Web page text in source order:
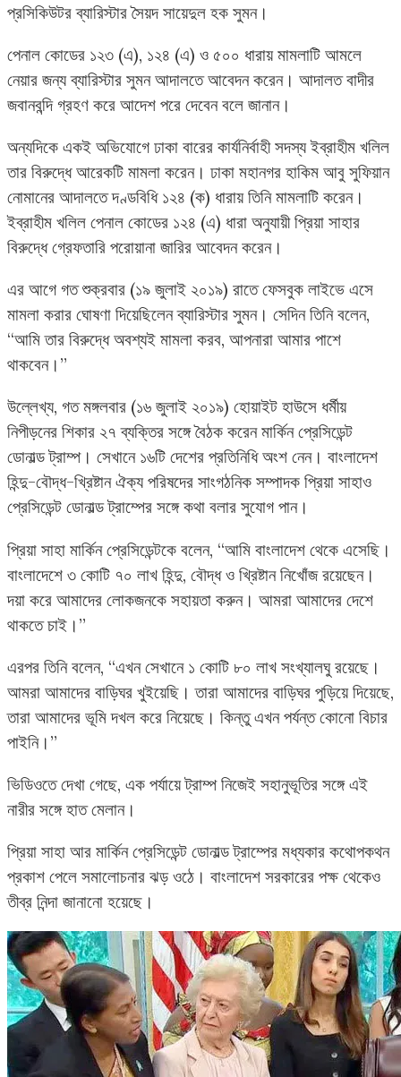
প্রসিকিউটর ব্যারিস্টার সৈয়দ সায়েদুল হক সুমন।
পেনাল কোডের ১২৩ (এ), ১২৪ (এ) ও ৫০০ ধারায় মামলাটি আমলে
নেয়ার জন্য ব্যারিস্টার সুমন আদালতে আবেদন করেন। আদালত বাদীর
জবানবন্দি গ্রহণ করে আদেশ পরে দেবেন বলে জানান।
অন্যদিকে একই অভিযোগে ঢাকা বারের কার্যনির্বাহী সদস্য ইব্রাহীম খলিল
তার বিরুদ্ধে আরেকটি মামলা করেন। ঢাকা মহানগর হাকিম আবু সুফিয়ান
নোমানের আদালতে দণ্ডবিধি ১২৪ (ক) ধারায় তিনি মামলাটি করেন।
ইব্রাহীম খলিল পেনাল কোডের ১২৪ (এ) ধারা অনুযায়ী প্রিয়া সাহার
বিরুদ্ধে গ্রেফতারি পরোয়ানা জারির আবেদন করেন।
এর আগে গত শুক্রবার (১৯ জুলাই ২০১৯) রাতে ফেসবুক লাইভে এসে
মামলা করার ঘোষণা দিয়েছিলেন ব্যারিস্টার সুমন। সেদিন তিনি বলেন,
“আমি তার বিরুদ্ধে অবশ্যই মামলা করব, আপনারা আমার পাশে
থাকবেন।”
উল্লেখ্য, গত মঙ্গলবার (১৬ জুলাই ২০১৯) হোয়াইট হাউসে ধর্মীয়
নিপীড়নের শিকার ২৭ ব্যক্তির সঙ্গে বৈঠক করেন মার্কিন প্রেসিডেন্ট
ডোনাল্ড ট্রাম্প। সেখানে ১৬টি দেশের প্রতিনিধি অংশ নেন। বাংলাদেশ
হিন্দু-বৌদ্ধ-খ্রিষ্টান ঐক্য পরিষদের সাংগঠনিক সম্পাদক প্রিয়া সাহাও
প্রেসিডেন্ট ডোনাল্ড ট্রাম্পের সঙ্গে কথা বলার সুযোগ পান।
প্রিয়া সাহা মার্কিন প্রেসিডেন্টকে বলেন, “আমি বাংলাদেশ থেকে এসেছি।
বাংলাদেশে ৩ কোটি ৭০ লাখ হিন্দু, বৌদ্ধ ও খ্রিষ্টান নিখোঁজ রয়েছেন।
দয়া করে আমাদের লোকজনকে সহায়তা করুন। আমরা আমাদের দেশে
থাকতে চাই।”
এরপর তিনি বলেন, “এখন সেখানে ১ কোটি ৮০ লাখ সংখ্যালঘু রয়েছে।
আমরা আমাদের বাড়িঘর খুইয়েছি। তারা আমাদের বাড়িঘর পুড়িয়ে দিয়েছে,
তারা আমাদের ভূমি দখল করে নিয়েছে। কিন্তু এখন পর্যন্ত কোনো বিচার
পাইনি।”
ভিডিওতে দেখা গেছে, এক পর্যায়ে ট্রাম্প নিজেই সহানুভূতির সঙ্গে এই
নারীর সঙ্গে হাত মেলান।
প্রিয়া সাহা আর মার্কিন প্রেসিডেন্ট ডোনাল্ড ট্রাম্পের মধ্যকার কথোপকথন
প্রকাশ পেলে সমালোচনার ঝড় ওঠে। বাংলাদেশ সরকারের পক্ষ থেকেও
তীব্র নিন্দা জানানো হয়েছে।